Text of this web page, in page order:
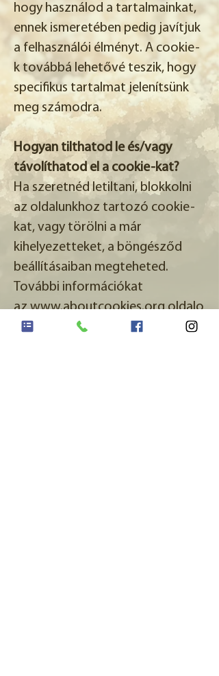
hogy használod a tartalmainkat,
ennek ismeretében pedig javítjuk
a felhasználói élményt. A cookie-
k továbbá lehetővé teszik, hogy
specifikus tartalmat jelenítsünk
meg számodra.
Hogyan tilthatod le és/vagy
távolíthatod el a cookie-kat?
Ha szeretnéd letiltani, blokkolni
az oldalunkhoz tartozó cookie-
kat, vagy törölni a már
kihelyezetteket, a böngésződ
beállításaiban megteheted.
További információkat
azwww.aboutcookies.orgoldalo
n találsz.